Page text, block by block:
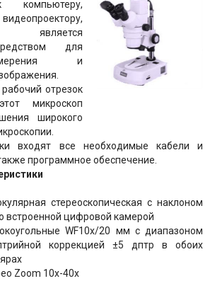
компьютеру,
является
для
и
отрезок
микроскоп
широкого
входят все необходимые кабели и
программное обеспечение.
стереоскопическая c наклоном
встроенной цифровой камерой
WF10x/20 мм с диапазоном
коррекцией ±5 дптр в обоих
Zoom 10x-40x